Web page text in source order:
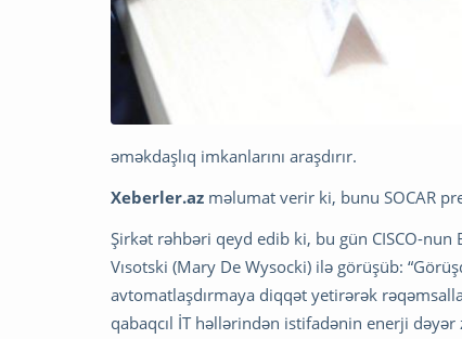
əməkdaşlıq imkanlarını araşdırır.
Xeberler.az məlumat verir ki, bunu SOCAR
Şirkət rəhbəri qeyd edib ki, bu gün CISCO-
Vısotski (Mary De Wysocki) ilə görüşüb:
avtomatlaşdırmaya diqqət yetirərək
qabaqcıl İT həllərindən istifadənin enerji